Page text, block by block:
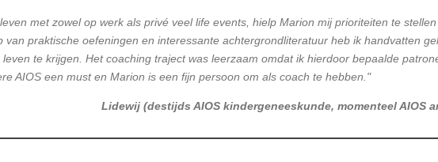
met zowel op werk als privé veel life events, hielp Marion mij prioriteiten te
van praktische oefeningen en interessante achtergrondliteratuur heb ik handvatten
te krijgen. Het coaching traject was leerzaam omdat ik hierdoor bepaalde
AIOS een must en Marion is een fijn persoon om als coach te hebben."
Lidewij (destijds AIOS kindergeneeskunde, momenteel AIOS